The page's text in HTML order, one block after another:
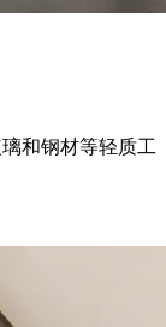
和钢材等轻质工